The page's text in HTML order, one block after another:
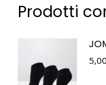
Prodotti
5,00